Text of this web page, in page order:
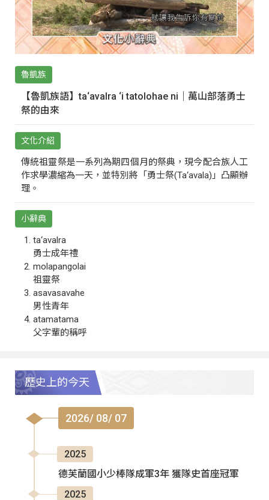
魯凱族
【魯凱族語】ta‘avalra ‘i tatolohae ni｜萬山部落勇士
祭的由來
文化介紹
傳統祖靈祭是一系列為期四個月的祭典，現今配合族人工
作求學濃縮為一天，並特別將「勇士祭(Ta‘avala)」凸顯辦
理。
小辭典
ta‘avalra
勇士成年禮
molapangolai
祖靈祭
asavasavahe
男性青年
atamatama
父字輩的稱呼
歷史上的今天
2026/ 08/ 07
2025
德芙蘭國小少棒隊成軍3年 獲隊史首座冠軍
2025